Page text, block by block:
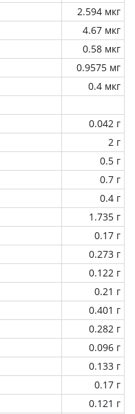
2.594 мкг
4.67 мкг
0.58 мкг
0.9575 мг
0.4 мкг
0.042 г
2 г
0.5 г
0.7 г
0.4 г
1.735 г
0.17 г
0.273 г
0.122 г
0.21 г
0.401 г
0.282 г
0.096 г
0.133 г
0.17 г
0.121 г